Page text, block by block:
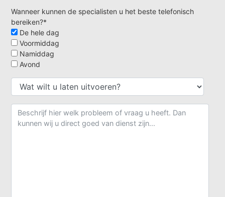
Wanneer kunnen de specialisten u het beste telefonisch
bereiken?*
De hele dag
Voormiddag
Namiddag
Avond